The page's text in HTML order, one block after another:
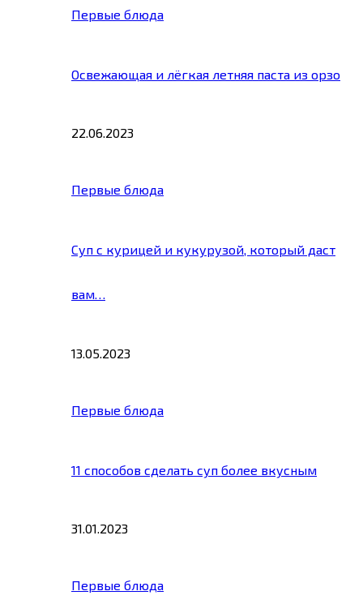
Первые блюда
Освежающая и лёгкая летняя паста из орзо
22.06.2023
Первые блюда
Суп с курицей и кукурузой, который даст
вам…
13.05.2023
Первые блюда
11 способов сделать суп более вкусным
31.01.2023
Первые блюда